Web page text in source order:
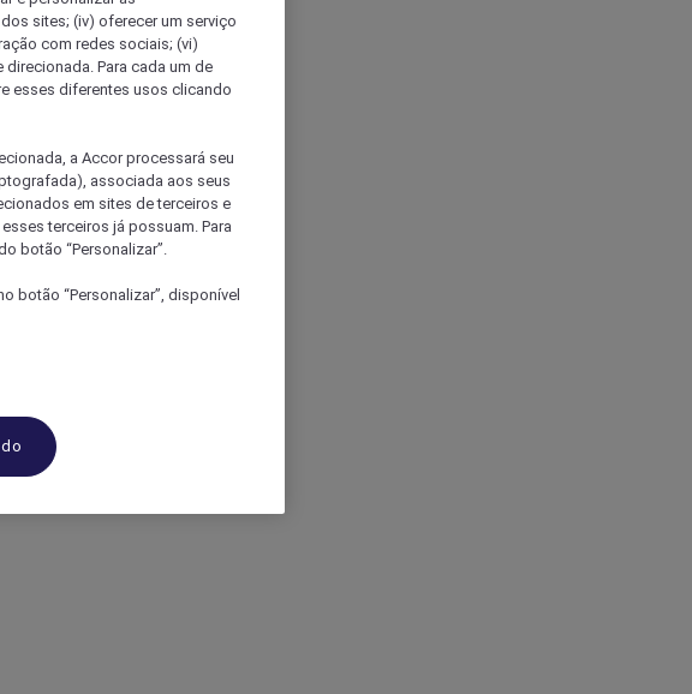
sites; (iv) oferecer um serviço
com redes sociais; (vi)
Para cada um de
esses diferentes usos clicando
a Accor processará seu
associada aos seus
em sites de terceiros e
terceiros já possuam. Para
botão “Personalizar”.
botão “Personalizar”, disponível